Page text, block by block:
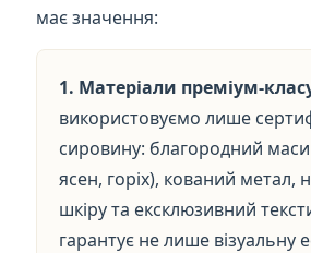
має значення:
1. Матеріали преміум-
використовуємо лише
сировину: благородний
ясен, горіх), кований метал,
шкіру та ексклюзивний
гарантує не лише візуальну